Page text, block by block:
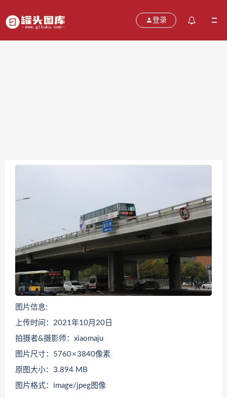
登录
图片信息:
上传时间：2021年10月20日
拍摄者&摄影师：xiaomaju
图片尺寸：5760 × 3840像素
原图大小：3.894 MB
图片格式：image/jpeg图像